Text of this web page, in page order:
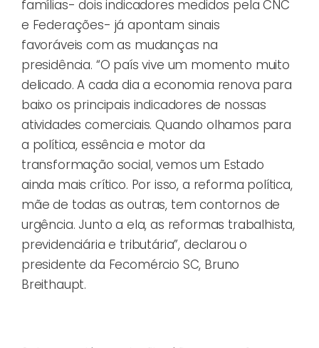
famílias- dois indicadores medidos pela CNC
e Federações- já apontam sinais
favoráveis com as mudanças na
presidência. “O país vive um momento muito
delicado. A cada dia a economia renova para
baixo os principais indicadores de nossas
atividades comerciais. Quando olhamos para
a política, essência e motor da
transformação social, vemos um Estado
ainda mais crítico. Por isso, a reforma política,
mãe de todas as outras, tem contornos de
urgência. Junto a ela, as reformas trabalhista,
previdenciária e tributária”, declarou o
presidente da Fecomércio SC, Bruno
Breithaupt.